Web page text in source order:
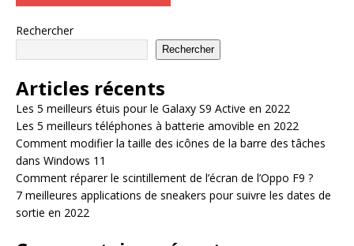
Rechercher
Rechercher
Articles récents
Les 5 meilleurs étuis pour le Galaxy S9 Active en 2022
Les 5 meilleurs téléphones à batterie amovible en 2022
Comment modifier la taille des icônes de la barre des tâches
dans Windows 11
Comment réparer le scintillement de l’écran de l’Oppo F9 ?
7 meilleures applications de sneakers pour suivre les dates de
sortie en 2022